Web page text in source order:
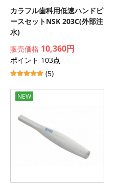
カラフル歯科用低速ハンドピ
ースセットNSK 203C(外部注
水)
販売価格 10,360円
ポイント 103点
(5)
NEW